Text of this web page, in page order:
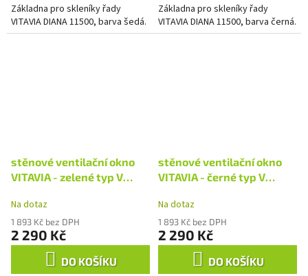
Základna pro skleníky řady
VITAVIA DIANA 11500, barva šedá.
Základna pro skleníky řady
VITAVIA DIANA 11500, barva černá.
stěnové ventilační okno
VITAVIA - zelené typ V
LG4111
Na dotaz
1 893 Kč bez DPH
2 290 Kč
DO KOŠÍKU
stěnové ventilační okno
VITAVIA - černé typ V
LG4109
Na dotaz
1 893 Kč bez DPH
2 290 Kč
DO KOŠÍKU